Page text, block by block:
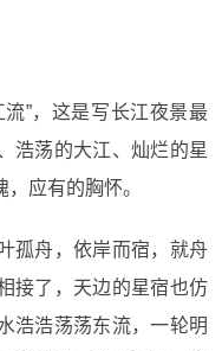
”，这是写长江夜景最
浩荡的大江、灿烂的星
应有的胸怀。
孤舟，依岸而宿，就舟
接了，天边的星宿也仿
浩浩荡荡东流，一轮明